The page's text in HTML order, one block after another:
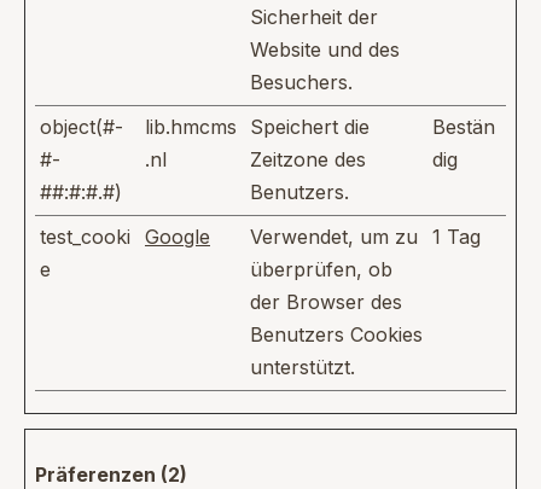
Sicherheit der
Website und des
Besuchers.
object(#-
#-
##:#:#.#)
lib.hmcms
.nl
Speichert die
Zeitzone des
Benutzers.
Bestän
dig
test_cooki
e
Google
Verwendet, um zu
überprüfen, ob
der Browser des
Benutzers Cookies
unterstützt.
1 Tag
Präferenzen (2)